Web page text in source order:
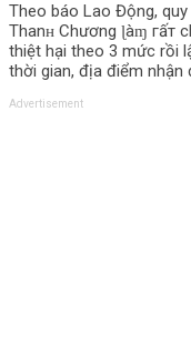
Theo báo Lao Động,
Thanʜ Chương ɭàɱ гấт
thiệt hại theo 3 mức rồi
thời gian, địa điểm nhận
Advertisement